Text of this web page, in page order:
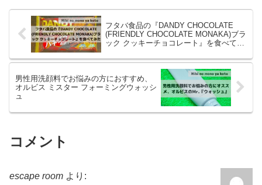
フタバ食品の『DANDY CHOCOLATE
(FRIENDLY CHOCOLATE MONAKA)ブラ
ック クッキーチョコレート』を食べてみ
男性用洗顔料でお悩みの方におすすめ、
オルビス ミスター フォーミングウォッシ
ュ
コメント
escape room より: